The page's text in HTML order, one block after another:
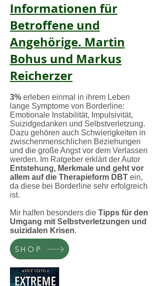
Informationen für
Betroffene und
Angehörige. Martin
Bohus und Markus
Reicherzer
3% erleben einmal in ihrem Leben
lange Symptome von Borderline:
Emotionale Instabilität, Impulsivität,
Suizidgedanken und Selbstverletzung.
Dazu gehören auch Schwierigkeiten in
zwischenmenschlichen Beziehungen
und die große Angst vor dem Verlassen
werden. Im Ratgeber erklärt der Autor
Entstehung, Merkmale und geht vor
allem auf die Therapieform DBT ein,
da diese bei Borderline sehr erfolgreich
ist.
Mir halfen besonders die Tipps für den
Umgang mit Selbstverletzungen und
suizidalen Krisen.
SHOP